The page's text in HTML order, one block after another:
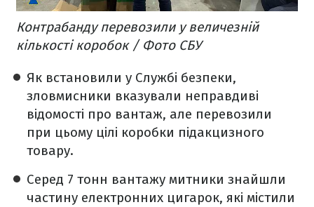
Контрабанду перевозили у величезній
кількості коробок / Фото СБУ
Як встановили у Службі безпеки,
зловмисники вказували неправдиві
відомості про вантаж, але перевозили
при цьому цілі коробки підакцизного
товару.
Серед 7 тонн вантажу митники знайшли
частину електронних цигарок, які містили